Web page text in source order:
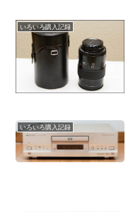
いろいろ購入記録
いろいろ購入記録